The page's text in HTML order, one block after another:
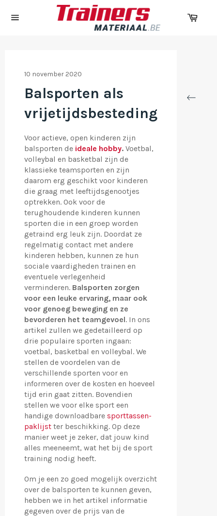
10 november 2020
Balsporten als
vrijetijdsbesteding
Voor actieve, open kinderen zijn
balsporten de ideale hobby. Voetbal,
volleybal en basketbal zijn de
klassieke teamsporten en zijn
daarom erg geschikt voor kinderen
die graag met leeftijdsgenootjes
optrekken. Ook voor de
terughoudende kinderen kunnen
sporten die in een groep worden
getraind erg leuk zijn. Doordat ze
regelmatig contact met andere
kinderen hebben, kunnen ze hun
sociale vaardigheden trainen en
eventuele verlegenheid
verminderen. Balsporten zorgen
voor een leuke ervaring, maar ook
voor genoeg beweging en ze
bevorderen het teamgevoel. In ons
artikel zullen we gedetailleerd op
drie populaire sporten ingaan:
voetbal, basketbal en volleybal. We
stellen de voordelen van de
verschillende sporten voor en
informeren over de kosten en hoeveel
tijd erin gaat zitten. Bovendien
stellen we voor elke sport een
handige downloadbare sporttassen-
paklijst ter beschikking. Op deze
manier weet je zeker, dat jouw kind
alles meeneemt, wat het bij de sport
training nodig heeft.
Om je een zo goed mogelijk overzicht
over de balsporten te kunnen geven,
hebben we in het artikel informatie
gegeven over de prijs van de